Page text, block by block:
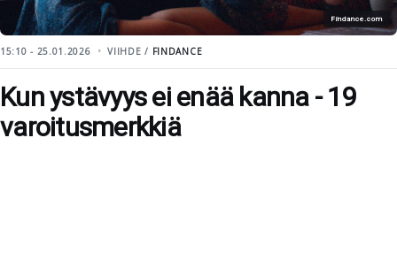
Findance.com
15:10 - 25.01.2026 VIIHDE / FINDANCE
Kun ystävyys ei enää kanna - 19
varoitusmerkkiä